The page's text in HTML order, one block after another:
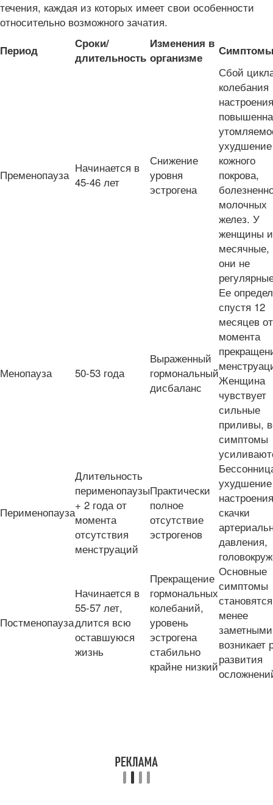
течения, каждая из которых имеет свои особенности
относительно возможного зачатия.
Период
Сроки/
длительность
Изменения в
организме
Пременопауза Начинается в
45-46 лет
Снижение
уровня
эстрогена
Сбой
колебания
ухудшение
кожного
покрова,
молочных
желез. У
женщины
месячные,
они не
Менопауза 50-53 года
Выраженный
гормональный
дисбаланс
Ее
спустя 12
месяцев от
момента
Женщина
чувствует
сильные
приливы,
симптомы
Перименопауза
Длительность
перименопаузы
+ 2 года от
момента
отсутствия
менструаций
Практически
полное
отсутствие
эстрогенов
ухудшение
скачки
давления,
Постменопауза
Начинается в
55-57 лет,
длится всю
оставшуюся
жизнь
Прекращение
гормональных
колебаний,
уровень
эстрогена
стабильно
крайне низкий
Основные
симптомы
становятся
менее
возникает
развития